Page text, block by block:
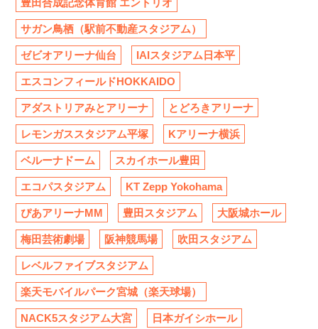
サガン鳥栖（駅前不動産スタジアム）
ゼビオアリーナ仙台 IAIスタジアム日本平
エスコンフィールドHOKKAIDO
アダストリアみとアリーナ とどろきアリーナ
レモンガススタジアム平塚 Kアリーナ横浜
ベルーナドーム スカイホール豊田
エコパスタジアム KT Zepp Yokohama
ぴあアリーナMM 豊田スタジアム 大阪城ホール
梅田芸術劇場 阪神競馬場 吹田スタジアム
レベルファイブスタジアム
楽天モバイルパーク宮城（楽天球場）
NACK5スタジアム大宮 日本ガイシホール